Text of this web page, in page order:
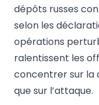
dépôts russes
selon les
opérations
ralentissent les
concentrer sur la
que sur l’attaque.